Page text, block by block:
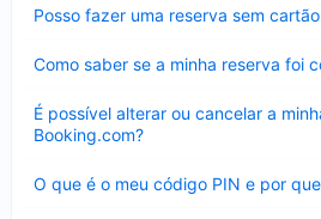
Posso fazer uma reserva sem
Como saber se a minha reserva foi
É possível alterar ou cancelar a
Booking.com?
Contraído
O que é o meu código PIN e por